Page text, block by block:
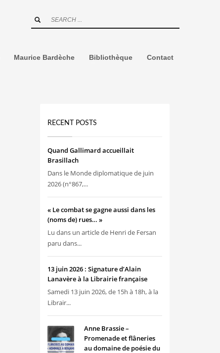
Maurice Bardèche Bibliothèque Contact
RECENT POSTS
Quand Gallimard accueillait
Brasillach
Dans le Monde diplomatique de juin
2026 (n°867,...
« Le combat se gagne aussi dans les
(noms de) rues… »
Lu dans un article de Henri de Fersan
paru dans...
13 juin 2026 : Signature d’Alain
Lanavère à la Librairie française
Samedi 13 juin 2026, de 15h à 18h, à la
Librair...
Anne Brassie –
Promenade et flâneries
au domaine de poésie du